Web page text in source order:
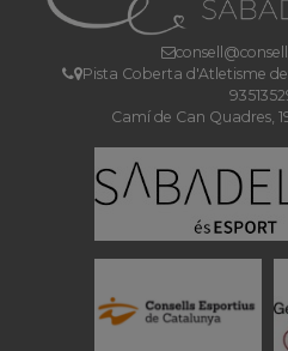
Pista Coberta d'Atletisme
Camí de Can Quadres,